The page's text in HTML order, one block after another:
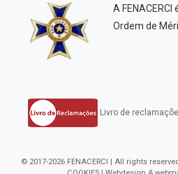
A
Ordem de
Livro de
© 2017-2026 FENACERCI | All rights